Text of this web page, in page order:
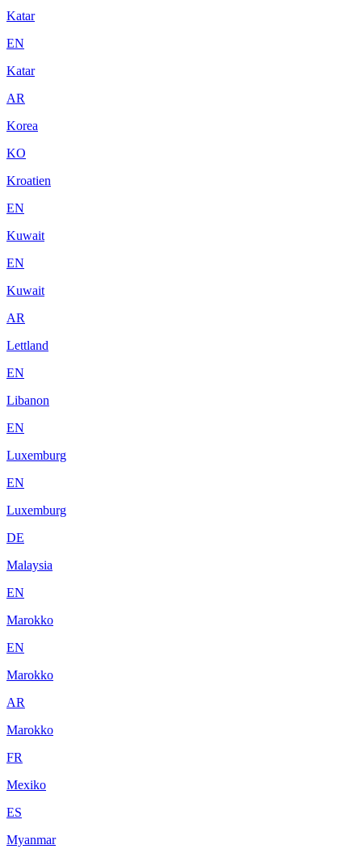
Katar
EN
Katar
AR
Korea
KO
Kroatien
EN
Kuwait
EN
Kuwait
AR
Lettland
EN
Libanon
EN
Luxemburg
EN
Luxemburg
DE
Malaysia
EN
Marokko
EN
Marokko
AR
Marokko
FR
Mexiko
ES
Myanmar